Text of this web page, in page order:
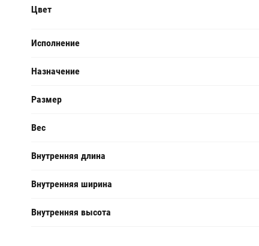
Цвет
Исполнение
Назначение
Размер
Вес
Внутренняя длина
Внутренняя ширина
Внутренняя высота